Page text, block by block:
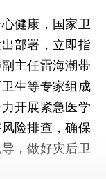
健康，国家卫
部署，立即指
主任雷海潮带
生等专家组成
开展紧急医学
险排查，确保
，做好灾后卫